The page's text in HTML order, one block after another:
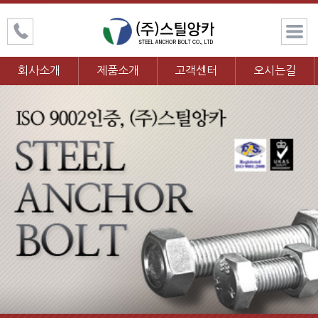
회사소개 제품소개 고객센터 오시는길